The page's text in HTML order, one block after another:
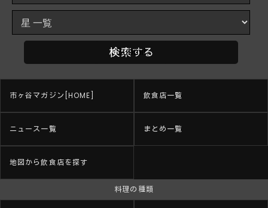
市ヶ谷マガジン[HOME] 飲食店一覧
ニュース一覧 まとめ一覧
地図から飲食店を探す
料理の種類